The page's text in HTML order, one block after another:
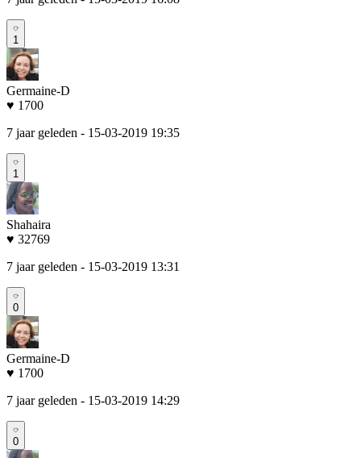
1
Germaine-D
♥ 1700
7 jaar geleden - 15-03-2019 19:35
1
Shahaira
♥ 32769
7 jaar geleden - 15-03-2019 13:31
0
Germaine-D
♥ 1700
7 jaar geleden - 15-03-2019 14:29
0